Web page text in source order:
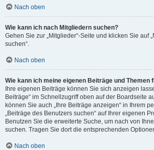
Nach oben
Wie kann ich nach Mitgliedern suchen?
Gehen Sie zur „Mitglieder“-Seite und klicken Sie auf
suchen“.
Nach oben
Wie kann ich meine eigenen Beiträge und Themen
Ihre eigenen Beiträge können Sie sich anzeigen
Beiträge“ im Schnellzugriff oben auf der Boardseite
können Sie auch „Ihre Beiträge anzeigen“ in Ihrem
„Beiträge des Benutzers suchen“ auf Ihrer eigenen
Benutzen Sie die erweiterte Suche, um nach von
suchen. Tragen Sie dort die entsprechenden
Nach oben